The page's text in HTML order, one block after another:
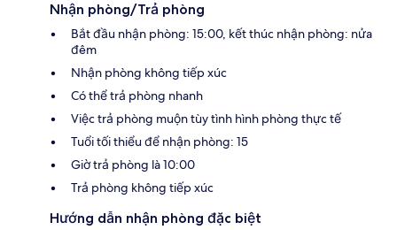
Nhận phòng/Trả phòng
Bắt đầu nhận phòng: 15:00, kết thúc nhận phòng: nửa
đêm
Nhận phòng không tiếp xúc
Có thể trả phòng nhanh
Việc trả phòng muộn tùy tình hình phòng thực tế
Tuổi tối thiểu để nhận phòng: 15
Giờ trả phòng là 10:00
Trả phòng không tiếp xúc
Hướng dẫn nhận phòng đặc biệt